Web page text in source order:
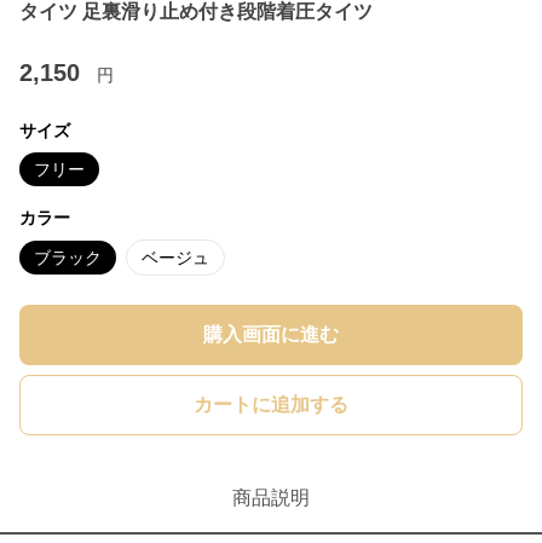
タイツ 足裏滑り止め付き段階着圧タイツ
2,150 円
サイズ
フリー
カラー
ブラック ベージュ
購入画面に進む
カートに追加する
商品説明